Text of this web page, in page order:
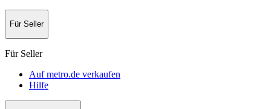
Für Seller
Für Seller
Auf metro.de verkaufen
Hilfe